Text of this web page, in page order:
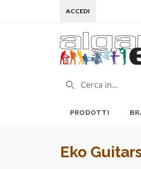
ACCEDI
PRODOTTI
Eko